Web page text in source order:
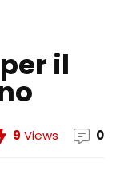
il
9 Views 0